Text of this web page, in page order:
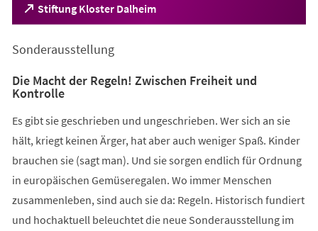
Stiftung Kloster Dalheim
(Öffnet
in
neuen
Sonderausstellung
Die Macht der Regeln! Zwischen Freiheit und
Kontrolle
Es gibt sie geschrieben und ungeschrieben. Wer sich an sie
hält, kriegt keinen Ärger, hat aber auch weniger Spaß. Kinder
brauchen sie (sagt man). Und sie sorgen endlich für Ordnung
in europäischen Gemüseregalen. Wo immer Menschen
zusammenleben, sind auch sie da: Regeln. Historisch fundiert
und hochaktuell beleuchtet die neue Sonderausstellung im